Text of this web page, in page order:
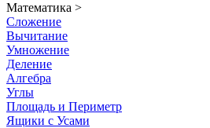
Математика >
Сложение
Вычитание
Умножение
Деление
Алгебра
Углы
Площадь и Периметр
Ящики с Усами